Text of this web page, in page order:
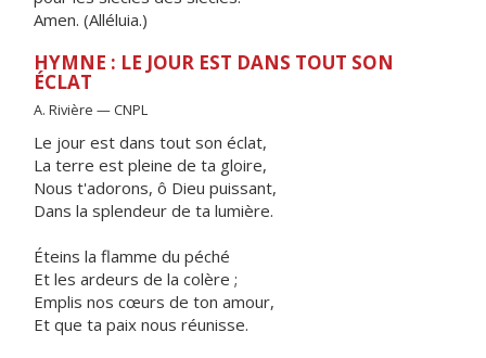
Amen. (Alléluia.)
HYMNE : LE JOUR EST DANS TOUT SON
ÉCLAT
A. Rivière — CNPL
Le jour est dans tout son éclat,
La terre est pleine de ta gloire,
Nous t'adorons, ô Dieu puissant,
Dans la splendeur de ta lumière.
Éteins la flamme du péché
Et les ardeurs de la colère ;
Emplis nos cœurs de ton amour,
Et que ta paix nous réunisse.